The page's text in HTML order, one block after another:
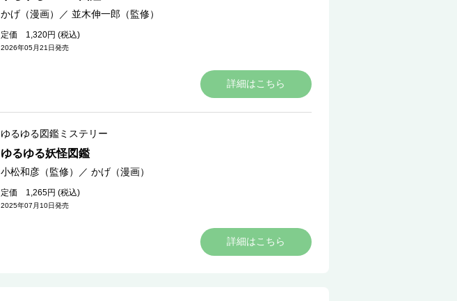
かげ（漫画） ／ 並木伸一郎（監修）
定価 1,320円 (税込)
2026年05月21日発売
詳細はこちら
ゆるゆる図鑑ミステリー
ゆるゆる妖怪図鑑
小松和彦（監修） ／ かげ（漫画）
定価 1,265円 (税込)
2025年07月10日発売
詳細はこちら